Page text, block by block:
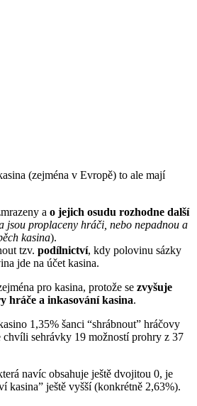
(zejména v Evropě) to ale mají
a o jejich osudu rozhodne další
jsou proplaceny hráči, nebo nepadnou a
kasina).
tzv. podílnictví, kdy polovinu sázky
jde na účet kasina.
pro kasina, protože se zvyšuje
hráče a inkasování kasina.
1,35% šanci “shrábnout” hráčovy
chvíli sehrávky 19 možností prohry z 37
navíc obsahuje ještě dvojitou 0, je
kasina” ještě vyšší (konkrétně 2,63%).